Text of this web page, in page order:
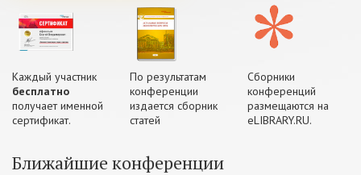
Каждый участник
бесплатно
получает именной
сертификат.
По результатам
конференции
издается сборник
статей
Сборники
конференций
размещаются на
eLIBRARY.RU.
Ближайшие конференции